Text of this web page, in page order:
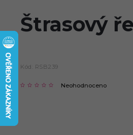
Štrasový
Kód: RSB239
Neohodnoceno